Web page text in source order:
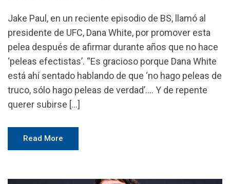
Jake Paul, en un reciente episodio de BS, llamó al
presidente de UFC, Dana White, por promover esta
pelea después de afirmar durante años que no hace
‘peleas efectistas’. “Es gracioso porque Dana White
está ahí sentado hablando de que ‘no hago peleas de
truco, sólo hago peleas de verdad’…. Y de repente
querer subirse […]
Read More